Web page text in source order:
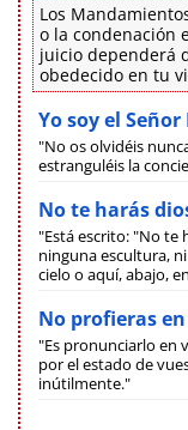
Los
o la condenación
juicio dependerá
obedecido en tu
Yo soy el
"No os olvidéis
estranguléis la
No te harás
"Está escrito: "No te
ninguna escultura,
cielo o aquí, abajo,
No profieras
"Es pronunciarlo en
por el estado de
inútilmente."